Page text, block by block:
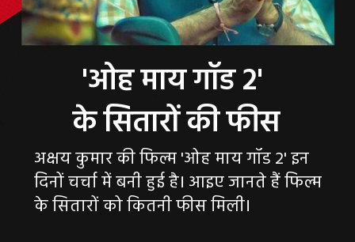
'ओह माय गॉड 2'
के सितारों की फीस
अक्षय कुमार की फिल्म 'ओह माय गॉड 2' इन
दिनों चर्चा में बनी हुई है। आइए जानते हैं फिल्म